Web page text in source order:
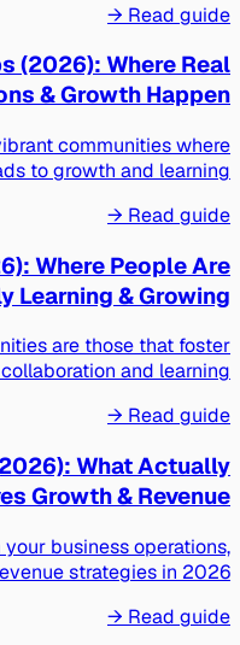
Read guide →
(2026): Where Real
& Growth Happen
communities where
to growth and learning.
Read guide →
Where People Are
Learning & Growing
are those that foster
collaboration and learning.
Read guide →
What Actually
Growth & Revenue
your business operations,
strategies in 2026.
Read guide →